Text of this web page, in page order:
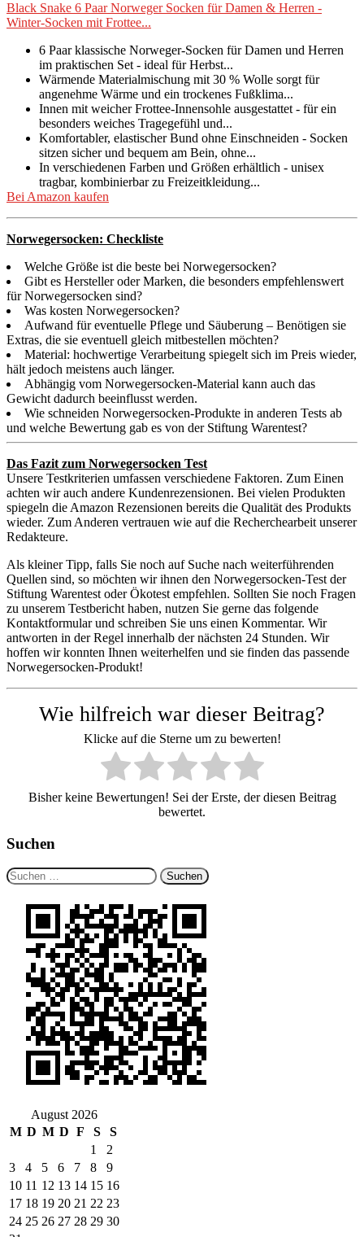
Black Snake 6 Paar Norweger Socken für Damen & Herren -
Winter-Socken mit Frottee...
6 Paar klassische Norweger-Socken für Damen und Herren
im praktischen Set - ideal für Herbst...
Wärmende Materialmischung mit 30 % Wolle sorgt für
angenehme Wärme und ein trockenes Fußklima...
Innen mit weicher Frottee-Innensohle ausgestattet - für ein
besonders weiches Tragegefühl und...
Komfortabler, elastischer Bund ohne Einschneiden - Socken
sitzen sicher und bequem am Bein, ohne...
In verschiedenen Farben und Größen erhältlich - unisex
tragbar, kombinierbar zu Freizeitkleidung...
Bei Amazon kaufen
Norwegersocken: Checkliste
Welche Größe ist die beste bei Norwegersocken?
Gibt es Hersteller oder Marken, die besonders empfehlenswert
für Norwegersocken sind?
Was kosten Norwegersocken?
Aufwand für eventuelle Pflege und Säuberung – Benötigen sie
Extras, die sie eventuell gleich mitbestellen möchten?
Material: hochwertige Verarbeitung spiegelt sich im Preis wieder,
hält jedoch meistens auch länger.
Abhängig vom Norwegersocken-Material kann auch das
Gewicht dadurch beeinflusst werden.
Wie schneiden Norwegersocken-Produkte in anderen Tests ab
und welche Bewertung gab es von der Stiftung Warentest?
Das Fazit zum Norwegersocken Test
Unsere Testkriterien umfassen verschiedene Faktoren. Zum Einen
achten wir auch andere Kundenrezensionen. Bei vielen Produkten
spiegeln die Amazon Rezensionen bereits die Qualität des Produkts
wieder. Zum Anderen vertrauen wie auf die Recherchearbeit unserer
Redakteure.
Als kleiner Tipp, falls Sie noch auf Suche nach weiterführenden
Quellen sind, so möchten wir ihnen den Norwegersocken-Test der
Stiftung Warentest oder Ökotest empfehlen. Sollten Sie noch Fragen
zu unserem Testbericht haben, nutzen Sie gerne das folgende
Kontaktformular und schreiben Sie uns einen Kommentar. Wir
antworten in der Regel innerhalb der nächsten 24 Stunden. Wir
hoffen wir konnten Ihnen weiterhelfen und sie finden das passende
Norwegersocken-Produkt!
Wie hilfreich war dieser Beitrag?
Klicke auf die Sterne um zu bewerten!
Bisher keine Bewertungen! Sei der Erste, der diesen Beitrag
bewertet.
Suchen
Suchen
nach:
August 2026
M D M D F S
S
1
2
3
4 5 6 7 8
9
10 11 12 13 14 15 16
17 18 19 20 21 22 23
24 25 26 27 28 29 30